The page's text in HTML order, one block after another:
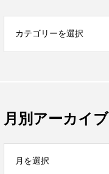
月別アーカイブ